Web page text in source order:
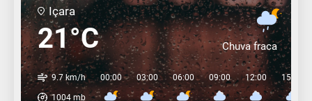
Içara
21°C Chuva fraca
9.7 km/h
1004 mb
00:00 03:00 06:00 09:00 12:00 15:00